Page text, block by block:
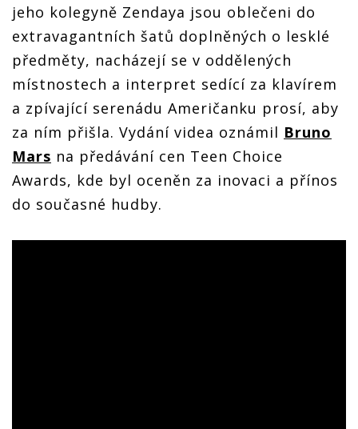
jeho kolegyně Zendaya jsou oblečeni do
extravagantních šatů doplněných o lesklé
předměty, nacházejí se v oddělených
místnostech a interpret sedící za klavírem
a zpívající serenádu Američanku prosí, aby
za ním přišla. Vydání videa oznámil Bruno
Mars na předávání cen Teen Choice
Awards, kde byl oceněn za inovaci a přínos
do současné hudby.